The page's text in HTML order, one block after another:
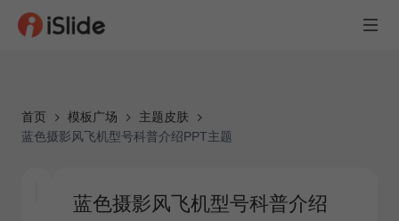
首页 模板广场
主题皮肤
蓝色摄影风飞机型号科普介绍PPT主题
蓝色摄影风飞机型号科普介绍